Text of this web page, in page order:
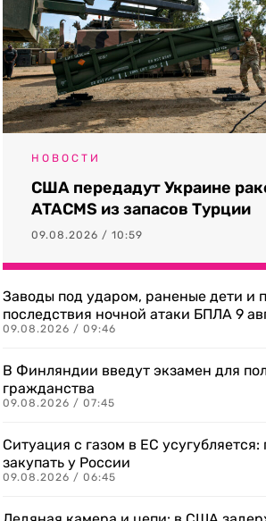
НОВОСТИ
США передадут Украине
ATACMS из запасов Турции
09.08.2026 / 10:59
Заводы под ударом, раненые дети и
последствия ночной атаки БПЛА 9
09.08.2026 / 09:46
В Финляндии введут экзамен для
гражданства
09.08.2026 / 07:45
Ситуация с газом в ЕС усугубляется:
закупать у России
09.08.2026 / 06:45